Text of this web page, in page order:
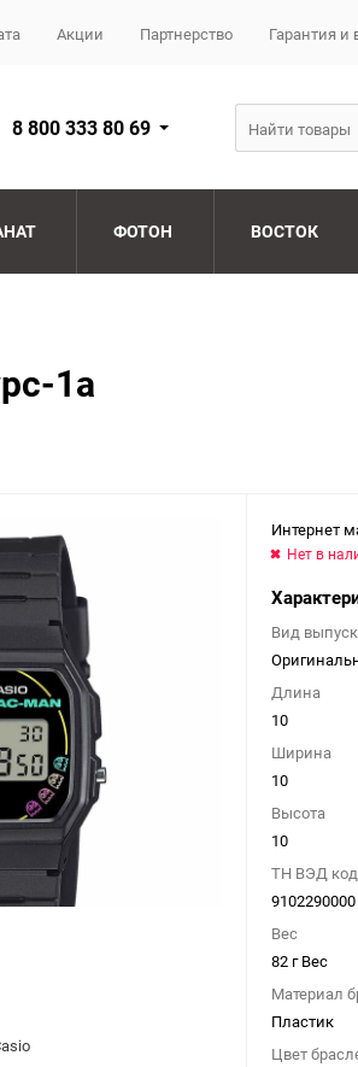
Акции Партнерство Гарантия и
8 800 333 80 69
ФОТОН ВОСТОК
1a
Интернет
Нет в
Вид
Длина
10
Ширина
10
Высота
10
ТН ВЭД
9102290000
Вес
82 г Вес
Материал
Пластик
Цвет